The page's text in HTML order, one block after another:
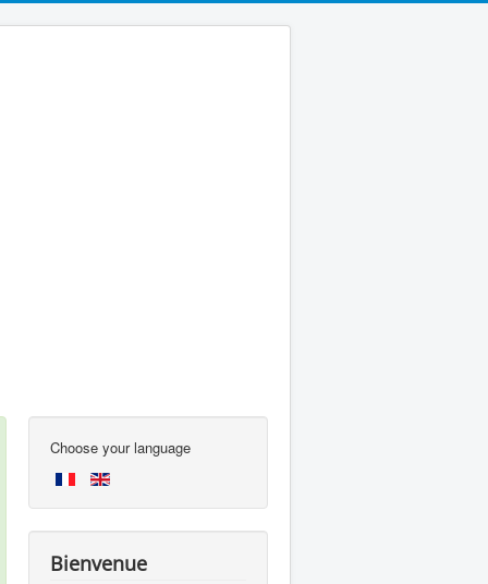
Choose your language
Bienvenue